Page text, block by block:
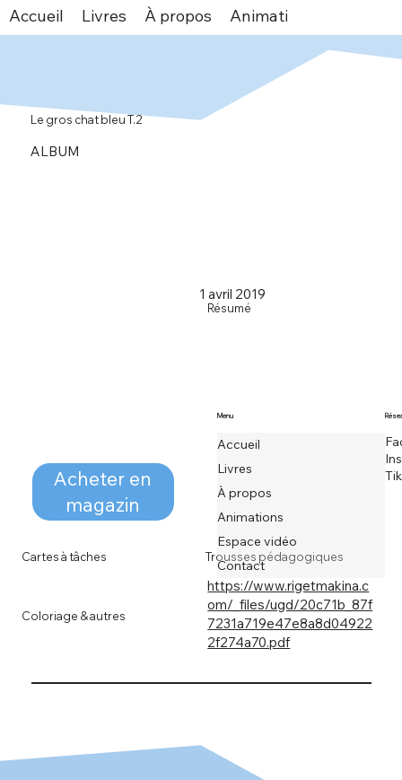
Accueil Livres À propos Animations
Le gros chat bleu T.2
ALBUM
Acheter en
magazin
1 avril 2019
Résumé
Cartes à tâches
Coloriage & autres
Trousses pédagogiques
https://www.rigetmakina.c
om/_files/ugd/20c71b_87f
7231a719e47e8a8d04922
2f274a70.pdf
Menu
Accueil
Livres
À propos
Animations
Espace vidéo
Contact